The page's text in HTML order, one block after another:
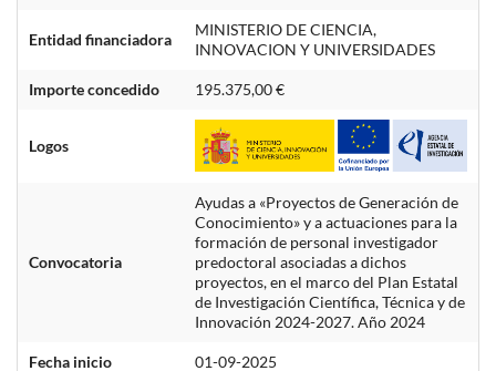
Entidad financiadora
MINISTERIO DE CIENCIA,
INNOVACION Y UNIVERSIDADES
Importe concedido 195.375,00 €
Logos
Convocatoria
Ayudas a «Proyectos de Generación de
Conocimiento» y a actuaciones para la
formación de personal investigador
predoctoral asociadas a dichos
proyectos, en el marco del Plan Estatal
de Investigación Científica, Técnica y de
Innovación 2024-2027. Año 2024
Fecha inicio 01-09-2025